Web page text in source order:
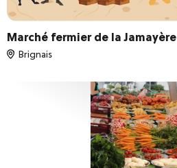
Marché fermier de la Jamayère
Brignais